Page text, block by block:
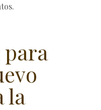
para
la